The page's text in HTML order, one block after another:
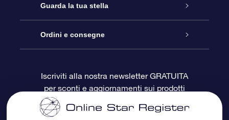
Contattaci
Blog
OSR Recensioni
Online Star Gift
Pacchetto regalo OSR
Gift Card OSR
Guarda la tua stella
Registro stellare
Star Page personalizzata
Ordini e consegne
Informazioni di Pagamento
Iscriviti alla nostra newsletter GRATUITA
per sconti e aggiornamenti sui prodotti